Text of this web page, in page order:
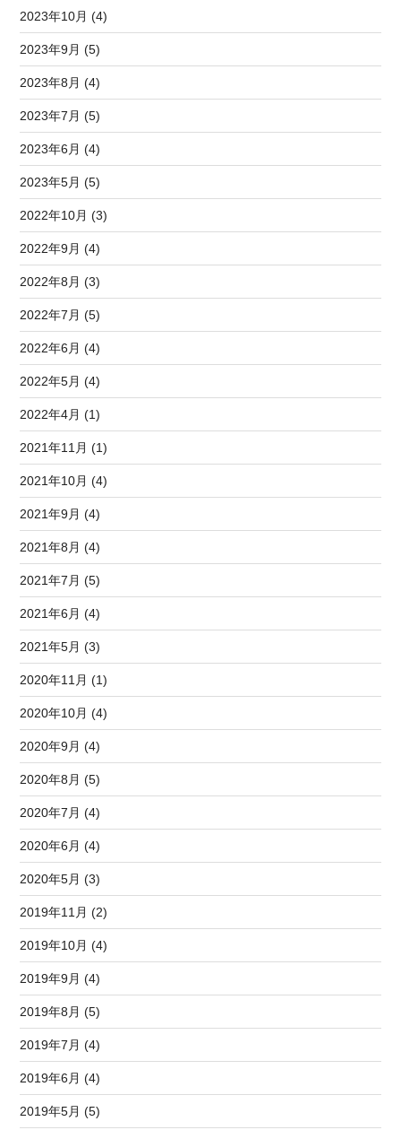
2023年10月 (4)
2023年9月 (5)
2023年8月 (4)
2023年7月 (5)
2023年6月 (4)
2023年5月 (5)
2022年10月 (3)
2022年9月 (4)
2022年8月 (3)
2022年7月 (5)
2022年6月 (4)
2022年5月 (4)
2022年4月 (1)
2021年11月 (1)
2021年10月 (4)
2021年9月 (4)
2021年8月 (4)
2021年7月 (5)
2021年6月 (4)
2021年5月 (3)
2020年11月 (1)
2020年10月 (4)
2020年9月 (4)
2020年8月 (5)
2020年7月 (4)
2020年6月 (4)
2020年5月 (3)
2019年11月 (2)
2019年10月 (4)
2019年9月 (4)
2019年8月 (5)
2019年7月 (4)
2019年6月 (4)
2019年5月 (5)